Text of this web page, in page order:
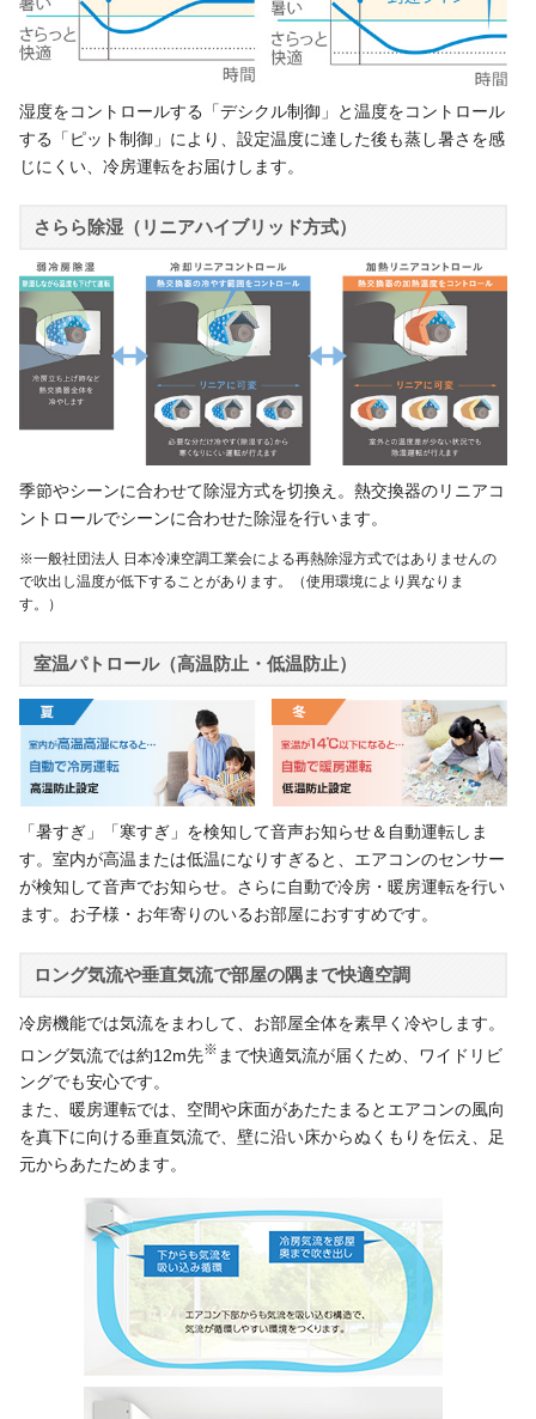
湿度をコントロールする「デシクル制御」と温度をコントロール
する「ピット制御」により、設定温度に達した後も蒸し暑さを感
じにくい、冷房運転をお届けします。
さらら除湿（リニアハイブリッド方式）
季節やシーンに合わせて除湿方式を切換え。熱交換器のリニアコ
ントロールでシーンに合わせた除湿を行います。
※一般社団法人 日本冷凍空調工業会による再熱除湿方式ではありませんの
で吹出し温度が低下することがあります。（使用環境により異なりま
す。）
室温パトロール（高温防止・低温防止）
「暑すぎ」「寒すぎ」を検知して音声お知らせ＆自動運転しま
す。室内が高温または低温になりすぎると、エアコンのセンサー
が検知して音声でお知らせ。さらに自動で冷房・暖房運転を行い
ます。お子様・お年寄りのいるお部屋におすすめです。
ロング気流や垂直気流で部屋の隅まで快適空調
冷房機能では気流をまわして、お部屋全体を素早く冷やします。
ロング気流では約12m先※ まで快適気流が届くため、ワイドリビ
ングでも安心です。
また、暖房運転では、空間や床面があたたまるとエアコンの風向
を真下に向ける垂直気流で、壁に沿い床からぬくもりを伝え、足
元からあたためます。